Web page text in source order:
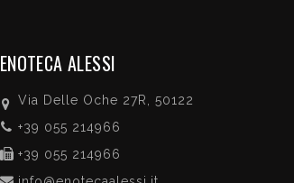
ENOTECA ALESSI
Via Delle Oche 27R, 50122
+39 055 214966
+39 055 214966